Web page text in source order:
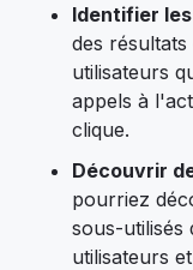
Identifier
des
utilisateurs
appels à
clique.
Découvrir
pourriez
sous-utilisés
utilisateurs